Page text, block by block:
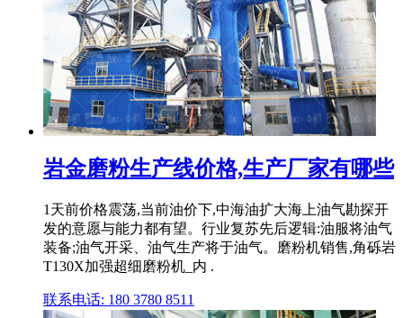
岩金磨粉生产线价格,生产厂家有哪些
1天前价格震荡,当前油价下,中海油扩大海上油气勘探开
发的意愿与能力都有望。行业复苏先后逻辑:油服将油气
装备;油气开采、油气生产将于油气。磨粉机销售,角砾岩
T130X加强超细磨粉机_内 .
联系电话: 180 3780 8511